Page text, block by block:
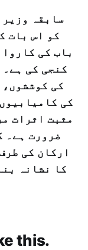
سابقہ وزیر
کو اس بات
باب کی
کنجی کی
کی
کی
مثبت اثرات
ضرورت ہے۔
ارکان کی
کا نشانہ
this.